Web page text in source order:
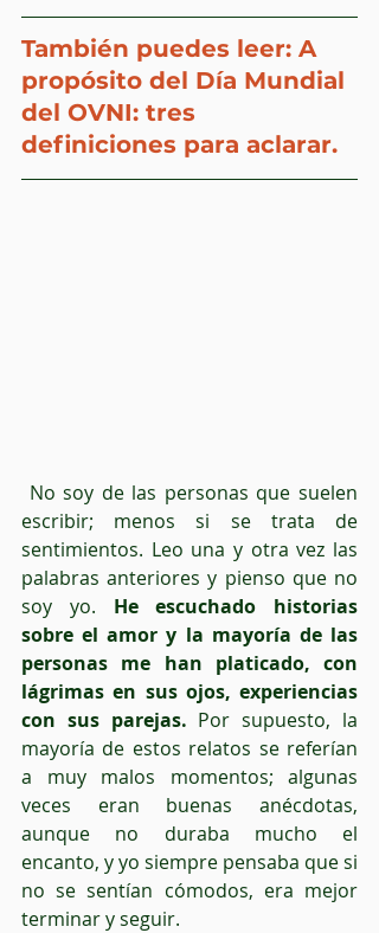
También puedes leer: A
propósito del Día Mundial
del OVNI: tres
definiciones para aclarar.
escribir; menos si se trata de
sentimientos. Leo una y otra vez las
palabras anteriores y pienso que no
soy yo. He escuchado historias
sobre el amor y la mayoría de las
personas me han platicado, con
lágrimas en sus ojos, experiencias
con sus parejas. Por supuesto, la
mayoría de estos relatos se referían
a muy malos momentos; algunas
veces eran buenas anécdotas,
aunque no duraba mucho el
encanto, y yo siempre pensaba que si
no se sentían cómodos, era mejor
terminar y seguir.